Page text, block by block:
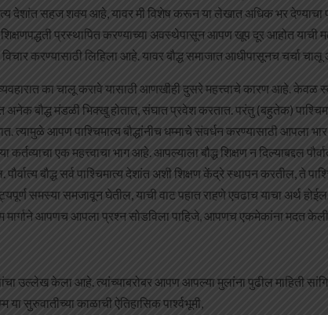
देशांत सहज शक्य आहे, यावर मी विशेष करून या लेखात अधिक भर
प्रस्थापित करण्याच्या अवस्थेपासून आपण खूप दूर आहोत
करण्यासाठी लिहिला आहे. यावर बौद्ध समाजात आधीपासूनच चर्चा चालू
व्यवहारात का चालू करावे यासाठी आणखीही दुसरे महत्त्वाचे कारण आहे. केवळ
अनेक बौद्ध मंडळी भिक्खु होतात, संघात प्रवेश करतात. परंतु (बहुतेक)
त्यामुळे आपण पाश्चिमात्य बौद्धांनीच धम्माचे संवर्धन करण्यासाठी आपला
कर्तव्याचा एक महत्त्वाचा भाग आहे. आपल्याला बौद्ध शिक्षण न दिल्याबद्दल
पौर्वात्य बौद्ध सर्व पाश्चिमात्य देशांत अशी शिक्षण केंद्रे स्थापन करतील, ते
समस्या समजावून घेतील, याची वाट पहात राहणे एवढाच याचा अर्थ
मार्गाने आपणच आपला प्रश्न सोडविला पाहिजे, आपणच एकमेकांना मदत केली
उल्लेख केला आहे. त्यांच्याबरोबर आपण आपल्या मुलांना पुढील माहिती
या सुरुवातीच्या काळाची ऐतिहासिक पार्श्वभूमी,